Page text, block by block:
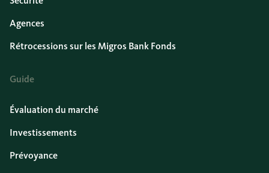
Agences
Rétrocessions sur les Migros Bank Fonds
Guide
Évaluation du marché
Investissements
Prévoyance